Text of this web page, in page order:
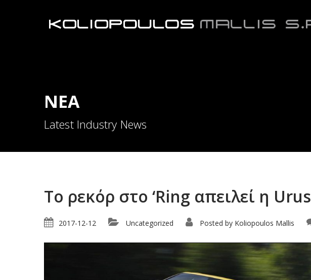
ΝΕΑ
Latest Industry News
To ρεκόρ στο ‘Ring απειλεί η Urus
2017-12-12 Uncategorized Posted by Koliopoulos Mallis